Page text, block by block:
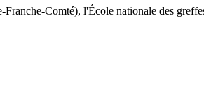
Comté), l'École nationale des